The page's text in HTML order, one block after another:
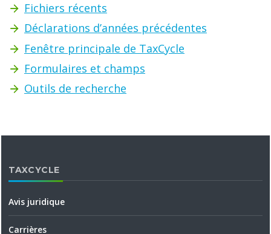
Fichiers récents
Déclarations d’années précédentes
Fenêtre principale de TaxCycle
Formulaires et champs
Outils de recherche
TAXCYCLE
Avis juridique
Carrières